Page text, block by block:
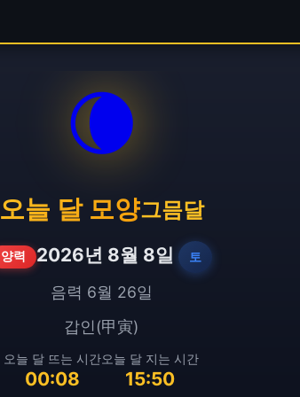
🌘
오늘 달 모양그믐달
양력 2026년 8월 8일 토
음력 6월 26일
갑인(甲寅)
오늘 달 뜨는 시간
00:08
오늘 달 지는 시간
15:50